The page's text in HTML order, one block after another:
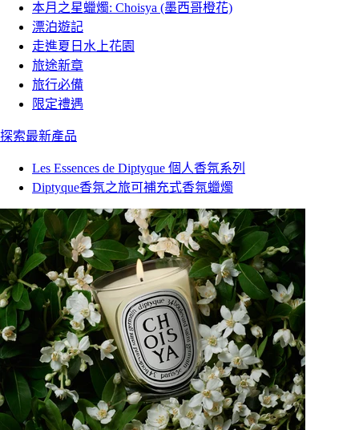
本月之星蠟燭: Choisya (墨西哥橙花)
漂泊遊記
走進夏日水上花園
旅途新章
旅行必備
限定禮遇
探索最新產品
Les Essences de Diptyque 個人香氛系列
Diptyque香氛之旅可補充式香氛蠟燭